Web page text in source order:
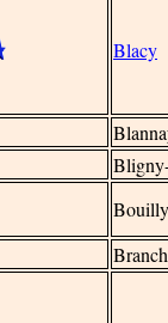
Blacy